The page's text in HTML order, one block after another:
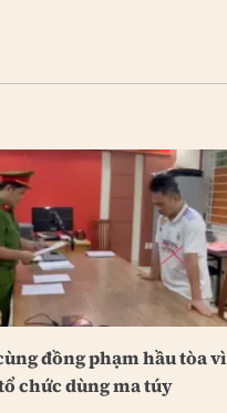
đồng phạm hầu tòa vì
chức dùng ma túy